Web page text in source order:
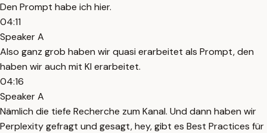
Den Prompt habe ich hier.
04:11
Speaker A
Also ganz grob haben wir quasi erarbeitet als Prompt, den
haben wir auch mit KI erarbeitet.
04:16
Speaker A
Nämlich die tiefe Recherche zum Kanal. Und dann haben wir
Perplexity gefragt und gesagt, hey, gibt es Best Practices für